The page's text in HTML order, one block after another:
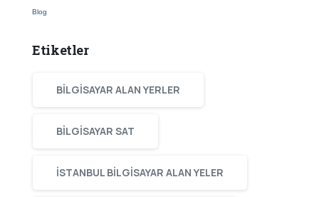
Blog
Etiketler
BILGISAYAR ALAN YERLER
BILGISAYAR SAT
ISTANBUL BILGISAYAR ALAN YELER